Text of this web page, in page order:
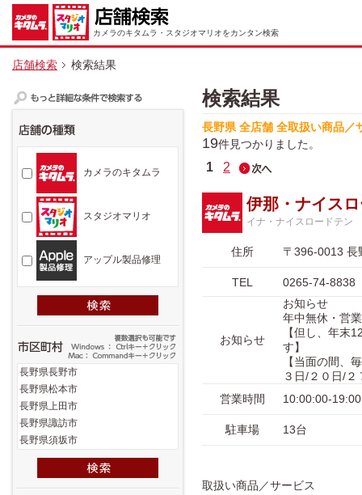
カメラのキタムラ・スタジオマリオをカンタン検索
店舗検索 検索結果
検索結果
長野県 全店舗 全取扱い商品／
19件見つかりました。
1 2
伊那・ナイス
イナ・ナイスロードテン
住所 〒396-0013 長
TEL 0265-74-8838
お知らせ
お知らせ
年中無休・営
【但し、年末
す】
【当面の間、
３日/２０日/２
営業時間
10:00:00-
駐車場 13台
取扱い商品／サービス
カメラのキタムラ
スタジオマリオ
アップル製品修理